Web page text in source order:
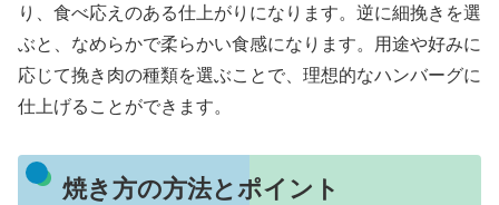
り、食べ応えのある仕上がりになります。逆に細挽きを選
ぶと、なめらかで柔らかい食感になります。用途や好みに
応じて挽き肉の種類を選ぶことで、理想的なハンバーグに
仕上げることができます。
焼き方の方法とポイント